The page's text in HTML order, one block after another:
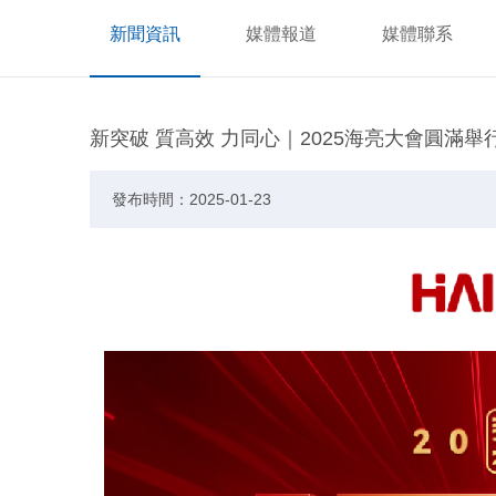
新聞資訊 媒體報道 媒體聯系
新突破 質高效 力同心｜2025海亮大會圓滿舉
發布時間：2025-01-23